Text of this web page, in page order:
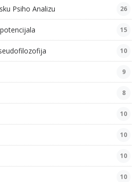
Psiho Analizu 26
15
10
9
8
10
10
10
10